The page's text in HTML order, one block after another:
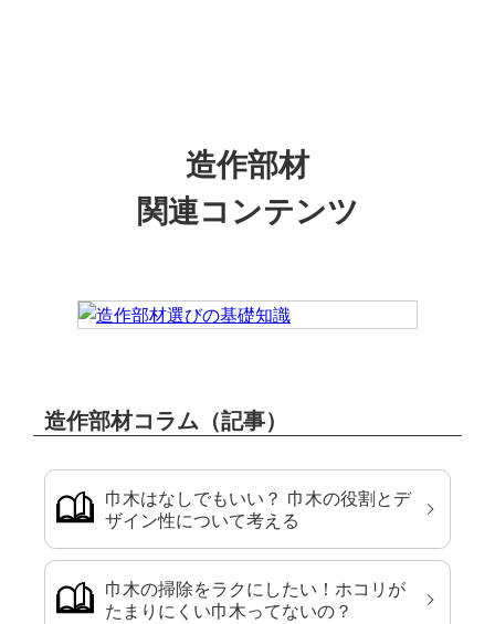
造作部材
関連コンテンツ
造作部材コラム（記事）
巾木はなしでもいい？ 巾木の役割とデ
ザイン性について考える
巾木の掃除をラクにしたい！ホコリが
たまりにくい巾木ってないの？